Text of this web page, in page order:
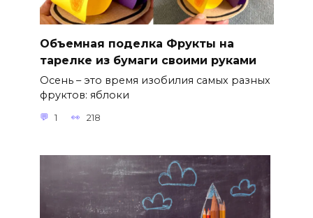
Объемная поделка Фрукты на
тарелке из бумаги своими руками
Осень – это время изобилия самых разных
фруктов: яблоки
1 218